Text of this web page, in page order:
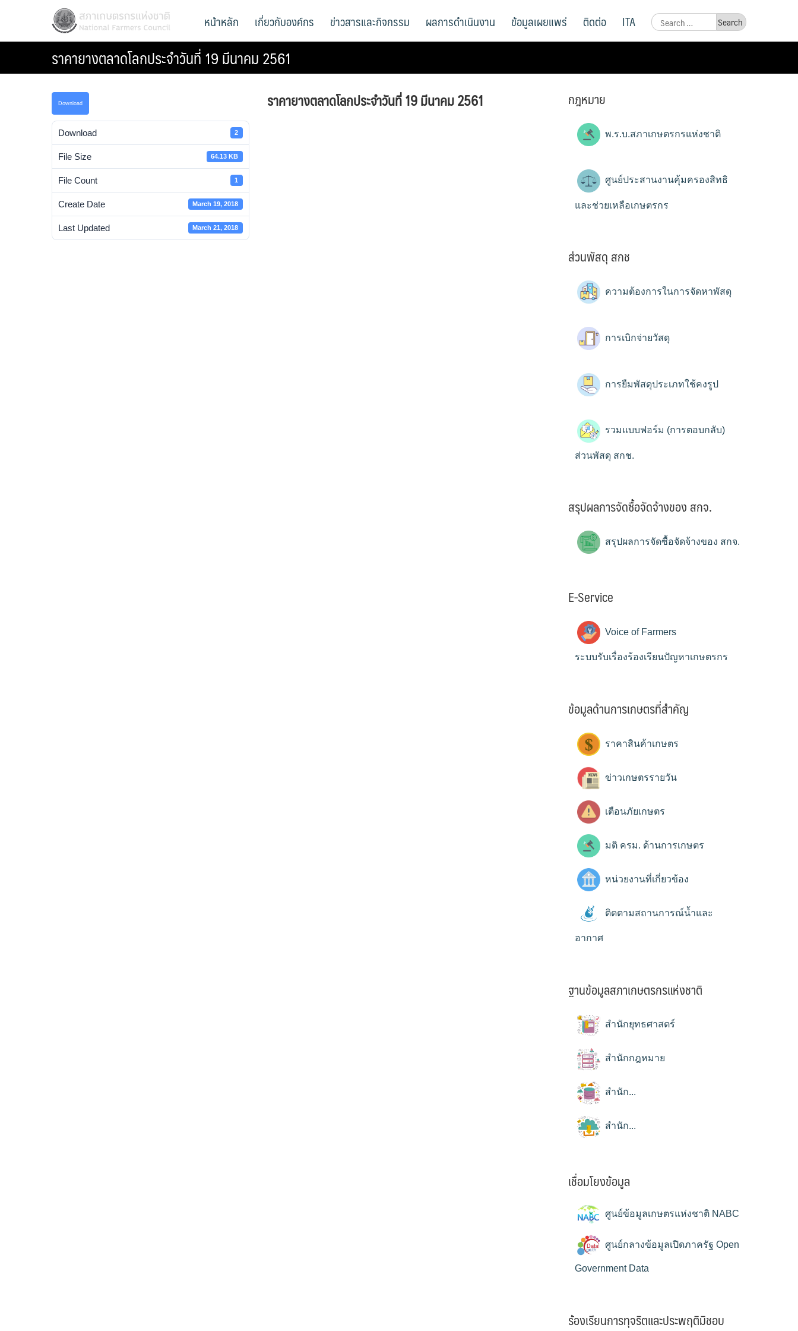
สภาเกษตรกรแห่งชาติ
National Farmers Council
Search
for:
หน้าหลัก เกี่ยวกับองค์กร ข่าวสารและกิจกรรม ผลการดำเนินงาน ข้อมูลเผยแพร่ ติดต่อ ITA
ราคายางตลาดโลกประจำวันที่ 19 มีนาคม 2561
Download
Download 2
File Size 64.13 KB
File Count 1
Create Date March 19, 2018
Last Updated March 21, 2018
ราคายางตลาดโลกประจำวันที่ 19 มีนาคม 2561 กฎหมาย
พ.ร.บ.สภาเกษตรกรแห่งชาติ
ศูนย์ประสานงานคุ้มครองสิทธิ
และช่วยเหลือเกษตรกร
ส่วนพัสดุ สกช
ความต้องการในการจัดหาพัสดุ
การเบิกจ่ายวัสดุ
การยืมพัสดุประเภทใช้คงรูป
รวมแบบฟอร์ม (การตอบกลับ)
ส่วนพัสดุ สกช.
สรุปผลการจัดซื้อจัดจ้างของ สกจ.
สรุปผลการจัดซื้อจัดจ้างของ สกจ.
E-Service
Voice of Farmers
ระบบรับเรื่องร้องเรียนปัญหาเกษตรกร
ข้อมูลด้านการเกษตรที่สำคัญ
ราคาสินค้าเกษตร
ข่าวเกษตรรายวัน
เตือนภัยเกษตร
มติ ครม. ด้านการเกษตร
หน่วยงานที่เกี่ยวข้อง
ติดตามสถานการณ์น้ำและ
อากาศ
ฐานข้อมูลสภาเกษตรกรแห่งชาติ
สำนักยุทธศาสตร์
สำนักกฎหมาย
สำนัก...
สำนัก...
เชื่อมโยงข้อมูล
ศูนย์ข้อมูลเกษตรแห่งชาติ NABC
ศูนย์กลางข้อมูลเปิดภาครัฐ Open
Government Data
ร้องเรียนการทุจริตและประพฤติมิชอบ